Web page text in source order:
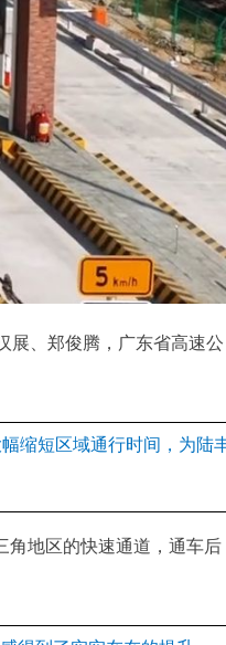
、郑俊腾，广东省高速公
缩短区域通行时间，为陆
地区的快速通道，通车后